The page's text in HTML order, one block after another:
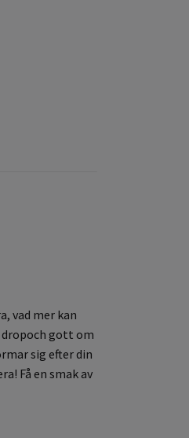
vad mer kan
dropoch gott om
sig efter din
Få en smak av